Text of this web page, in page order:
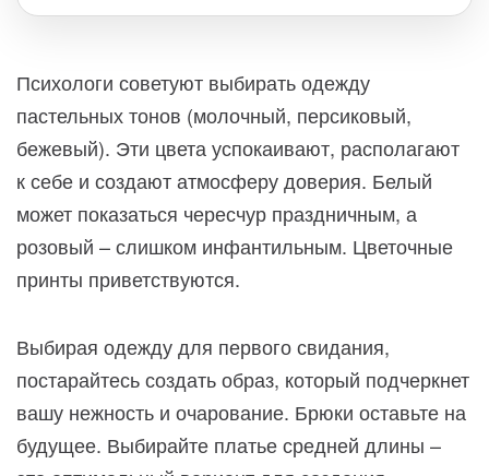
Психологи советуют выбирать одежду
пастельных тонов (молочный, персиковый,
бежевый). Эти цвета успокаивают, располагают
к себе и создают атмосферу доверия. Белый
может показаться чересчур праздничным, а
розовый – слишком инфантильным. Цветочные
принты приветствуются.
Выбирая одежду для первого свидания,
постарайтесь создать образ, который подчеркнет
вашу нежность и очарование. Брюки оставьте на
будущее. Выбирайте платье средней длины –